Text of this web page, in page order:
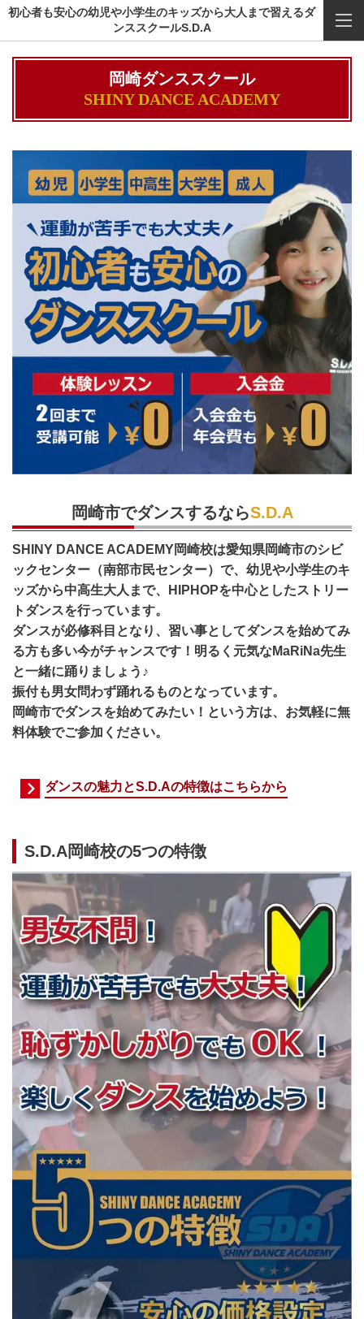
初心者も安心の幼児や小学生のキッズから大人まで習えるダ
ンススクールS.D.A
岡崎ダンススクール
SHINY DANCE ACADEMY
岡崎市でダンスするならS.D.A
SHINY DANCE ACADEMY岡崎校は愛知県岡崎市のシビ
ックセンター （南部市民センター） で、幼児や小学生のキ
ッズから中高生大人まで、HIPHOPを中心としたストリー
トダンスを行っています。
ダンスが必修科目となり、習い事としてダンスを始めてみ
る方も多い今がチャンスです！明るく元気なMaRiNa先生
と一緒に踊りましょう♪
振付も男女問わず踊れるものとなっています。
岡崎市でダンスを始めてみたい！という方は、お気軽に無
料体験でご参加ください。
ダンスの魅力とS.D.Aの特徴はこちらから
S.D.A岡崎校の5つの特徴